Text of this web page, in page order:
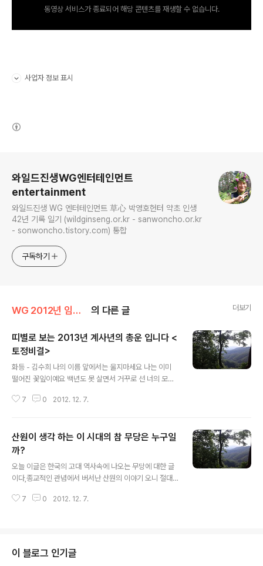
동영상 서비스가 종료되어 해당 콘텐츠를 재생할 수 없습니다.
사업자 정보 표시
와일드진생WG엔터테인먼트
entertainment
와일드진생 WG 엔터테인먼트 草心 박영호헌터 약초 인생
42년 기록 일기 (wildginseng.or.kr - sanwoncho.or.kr
- sonwoncho.tistory.com) 통합
구독하기
WG 2012년 임진년 기록 의 다른 글 더보기
띠별로 보는 2013년 계사년의 총운 입니다 <
토정비결>
화등 - 김수희 나의 이름 앞에서는 울지마세요 나는 이미
떨어진 꽃잎이예요 백년도 못 살면서 거꾸로 선 너의 모습
길이 보일 때엔 사랑의 이불자락을 소롯이 덮어 주고 화등
고 저길이 보일때엔 사랑의 이불자락을 소롯이 덮어 주고
화등하나 챙겨 들고 미움만 떠납니다 사랑의 이불자락을
소롯이 덮어 주고 화등하나 챙겨 들고 미움만 떠납니다 미
움만 떠납니다. 가사 출처 : Daum뮤직 띠별로 보는 2013
년 계사년의 총운 입니다 쥐띠 : 자신감 충만 좋은 사업 구
상 운이다. 하나 운의 기복이 심하여 상당한 주의가 필요.
7 0 2012. 12. 7.
산원이 생각 하는 이 시대의 참 무당은 누구일
까?
오늘 이글은 한국의 고대 역사속에 나오는 무당에 대한 글
이다,종교적인 관념에서 버서난 산원의 이야기 오니 절대
시대의 참무당은 누구일까? 그 옛날 환웅과 환인 환검 마고
술한 한마디로 예언가와 철학인 그 이상을 뛰어 넘는 해안
을 갖은 사람들이 아니었을까? 사람들의 불안 하고, 미완성
7 0 2012. 12. 7.
이 블로그 인기글